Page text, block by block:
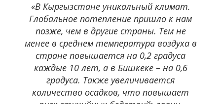
«В Кыргызстане уникальный климат.
Глобальное потепление пришло к нам
позже, чем в другие страны. Тем не
менее в среднем температура воздуха в
стране повышается на 0,2 градуса
каждые 10 лет, а в Бишкеке – на 0,6
градуса. Также увеличивается
количество осадков, что повышает